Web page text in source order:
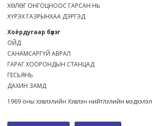
ХӨЛӨГ ОНГОЦНООС ГАРСАН НЬ
ХҮРЭХ ГАЗРЫНХАА ДЭРГЭД
Хоёрдугаар бүлэг
ОЙД
САНАМСАРГҮЙ АВРАЛ
ГАРАГ ХООРОНДЫН СТАНЦАД
ГЕСЬЯНЬ
ДАХИН ЗАМД
1969 оны хэвлэлийн Хэвлэн нийтлэлийн мэдээлэл